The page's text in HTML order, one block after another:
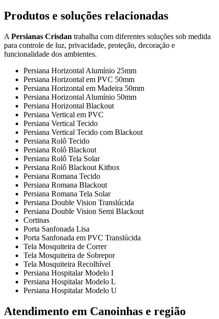
Produtos e soluções relacionadas
A Persianas Crisdan trabalha com diferentes soluções sob medida
para controle de luz, privacidade, proteção, decoração e
funcionalidade dos ambientes.
Persiana Horizontal Alumínio 25mm
Persiana Horizontal em PVC 50mm
Persiana Horizontal em Madeira 50mm
Persiana Horizontal Alumínio 50mm
Persiana Horizontal Blackout
Persiana Vertical em PVC
Persiana Vertical Tecido
Persiana Vertical Tecido com Blackout
Persiana Rolô Tecido
Persiana Rolô Blackout
Persiana Rolô Tela Solar
Persiana Rolô Blackout Kitbox
Persiana Romana Tecido
Persiana Romana Blackout
Persiana Romana Tela Solar
Persiana Double Vision Translúcida
Persiana Double Vision Semi Blackout
Cortinas
Porta Sanfonada Lisa
Porta Sanfonada em PVC Translúcida
Tela Mosquiteira de Correr
Tela Mosquiteira de Sobrepor
Tela Mosquiteira Recolhível
Persiana Hospitalar Modelo I
Persiana Hospitalar Modelo L
Persiana Hospitalar Modelo U
Atendimento em Canoinhas e região